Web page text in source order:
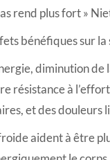
rend plus fort »
bénéfiques sur la
diminution de
résistance à
et des douleurs
froide aident à être